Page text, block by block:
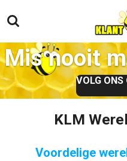
direct
naar
de
hoofdinhoud
Mis nooit
VOLG ONS
KLM
Voordelige